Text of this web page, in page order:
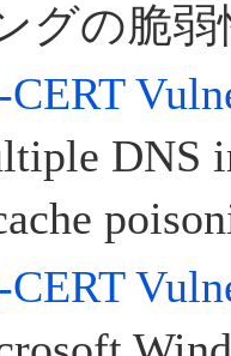
グの脆弱
CERT
DNS
CERT